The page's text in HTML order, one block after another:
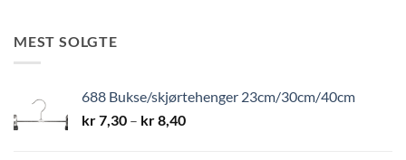
MEST SOLGTE
688 Bukse/skjørtehenger 23cm/30cm/40cm
kr7,30 – kr8,40Prisområde: